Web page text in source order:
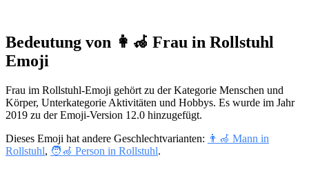
Bedeutung von 👩‍🦽 Frau in Rollstuhl
Emoji
Frau im Rollstuhl-Emoji gehört zu der Kategorie Menschen und
Körper, Unterkategorie Aktivitäten und Hobbys. Es wurde im Jahr
2019 zu der Emoji-Version 12.0 hinzugefügt.
Dieses Emoji hat andere Geschlechtvarianten: 👨‍🦽 Mann in
Rollstuhl, 🧑‍🦽 Person in Rollstuhl.